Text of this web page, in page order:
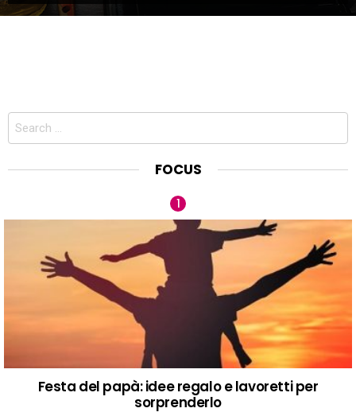
FOCUS
Festa del papà: idee regalo e lavoretti per
sorprenderlo